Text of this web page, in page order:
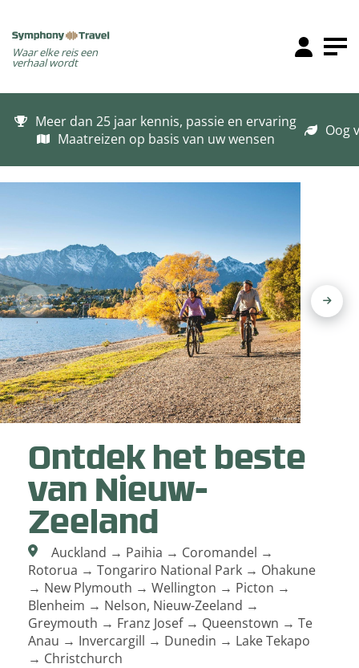
Waar elke reis een
verhaal wordt
Meer dan 25 jaar kennis, passie en ervaring
Maatreizen op basis van uw wensen
Oog
Ontdek het beste
van Nieuw-
Zeeland
Auckland → Paihia → Coromandel →
Rotorua → Tongariro National Park → Ohakune
→ New Plymouth → Wellington → Picton →
Blenheim → Nelson, Nieuw-Zeeland →
Greymouth → Franz Josef → Queenstown → Te
Anau → Invercargill → Dunedin → Lake Tekapo
→ Christchurch